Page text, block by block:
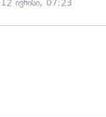
12 ივნისი, 07:23